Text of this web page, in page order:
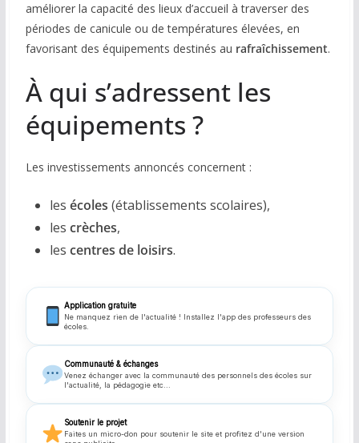
améliorer la capacité des lieux d’accueil à traverser des
périodes de canicule ou de températures élevées, en
favorisant des équipements destinés au rafraîchissement.
À qui s’adressent les
équipements ?
Les investissements annoncés concernent :
les écoles (établissements scolaires),
les crèches,
les centres de loisirs.
Application gratuite
Ne manquez rien de l'actualité ! Installez l'app des professeurs des
écoles.
Communauté & échanges
Venez échanger avec la communauté des personnels des écoles sur
l'actualité, la pédagogie etc...
Soutenir le projet
Faites un micro-don pour soutenir le site et profitez d'une version